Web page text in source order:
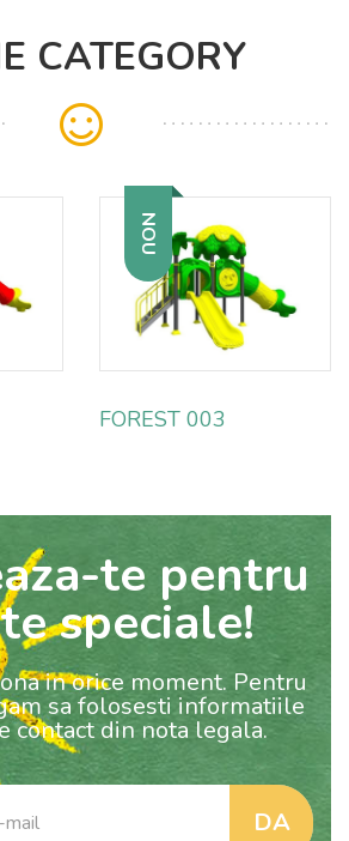
CATEGORY
NOU
FOREST 003
te pentru
speciale!
in orice moment. Pentru
sa folosesti informatiile
contact din nota legala.